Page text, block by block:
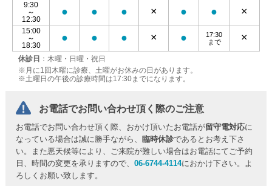
休診日 ：木曜・日曜・祝日
※月に1回木曜に診療、土曜がお休みの日があります。
※土曜日の午後の診療時間は17:30までになります。
9:30
～
12:30
● ● ● × ● ● ×
15:00
～
18:30
● ● ● × ●
17:30
まで
×
お電話でお問い合わせ頂く際のご注意
お電話でお問い合わせ頂く際、おかけ頂いたお電話が留守電対応に
なっている場合は誠に勝手ながら、
臨時休診であるとお考え下さ
い。また悪天候等により、ご来院が難しい場合はお電話にてご予約
日、時間の変更を承りますので、06-6744-4114におかけ下さい。よ
ろしくお願い致します。